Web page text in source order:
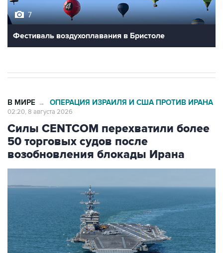
Фестиваль воздухоплавания в Бристоле
Силы CENTCOM перехватили более
50 торговых судов после
возобновления блокады Ирана